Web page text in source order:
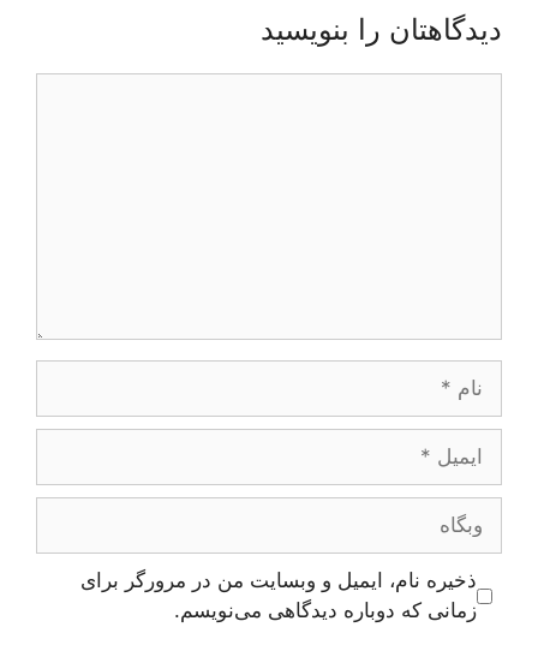
دیدگاهتان را بنویسید
ایمیل
وبگاه
ذخیره نام، ایمیل و وبسایت من در مرورگر برای
زمانی که دوباره دیدگاهی می‌نویسم.